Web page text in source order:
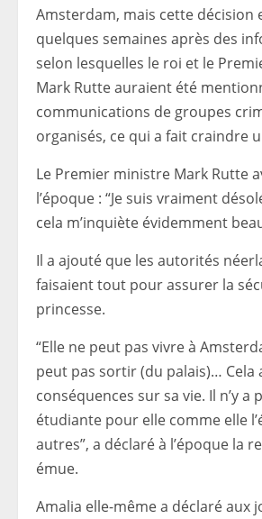
Amsterdam, mais cette décision
quelques semaines après des
selon lesquelles le roi et le
Mark Rutte auraient été
communications de groupes
organisés, ce qui a fait craindre
Le Premier ministre Mark Rutte
l’époque : “Je suis vraiment
cela m’inquiète évidemment
Il a ajouté que les autorités
faisaient tout pour assurer la
princesse.
“Elle ne peut pas vivre à
peut pas sortir (du palais)… Cela
conséquences sur sa vie. Il n’y a
étudiante pour elle comme elle
autres”, a déclaré à l’époque la
émue.
Amalia elle-même a déclaré aux